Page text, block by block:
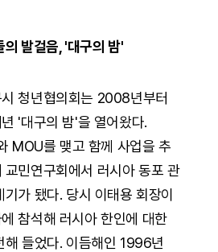
발걸음, '대구의 밤'
청년협의회는 2008년부터
'대구의 밤'을 열어왔다.
MOU를 맺고 함께 사업을 추
교민연구회에서 러시아 동포 관
가 됐다. 당시 이태용 회장이
참석해 러시아 한인에 대한
해 들었다. 이듬해인 1996년